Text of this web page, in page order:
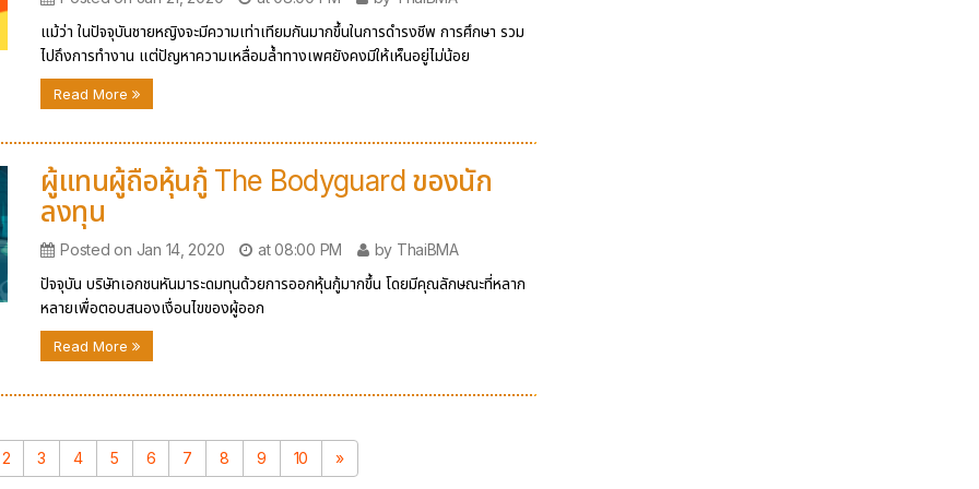
แม้ว่า ในปัจจุบันชายหญิงจะมีความเท่าเทียมกันมากขึ้นในการดำรงชีพ การศึกษา รวม
ไปถึงการทำงาน แต่ปัญหาความเหลื่อมล้ำทางเพศยังคงมีให้เห็นอยู่ไม่น้อย
Read More
ผู้แทนผู้ถือหุ้นกู้ The Bodyguard ของนัก
ลงทุน
Posted on Jan 14, 2020 at 08:00 PM
by ThaiBMA
ปัจจุบัน บริษัทเอกชนหันมาระดมทุนด้วยการออกหุ้นกู้มากขึ้น โดยมีคุณลักษณะที่หลาก
หลายเพื่อตอบสนองเงื่อนไขของผู้ออก
Read More
2 3 4 5 6 7 8 9 10 »